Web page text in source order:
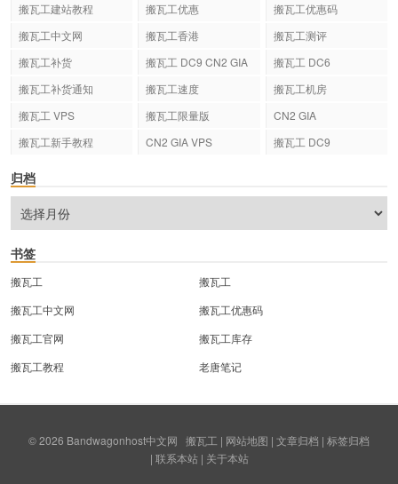
搬瓦工建站教程 搬瓦工优惠
搬瓦工优惠码
搬瓦工中文网
搬瓦工香港
搬瓦工测评
搬瓦工补货
搬瓦工 DC9 CN2 GIA
搬瓦工 DC6
搬瓦工补货通知
搬瓦工速度
搬瓦工机房
搬瓦工 VPS
搬瓦工限量版
CN2 GIA
搬瓦工新手教程
CN2 GIA VPS 搬瓦工 DC9
归档
书签
搬瓦工
搬瓦工
搬瓦工中文网
搬瓦工优惠码
搬瓦工官网
搬瓦工库存
搬瓦工教程
老唐笔记
© 2026 Bandwagonhost中文网 搬瓦工 | 网站地图 | 文章归档 | 标签归档
| 联系本站| 关于本站